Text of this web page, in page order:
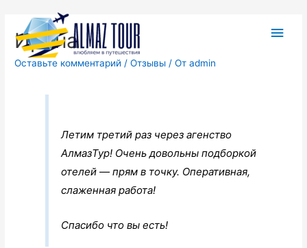
Ирина
Оставьте комментарий /Отзывы / Отadmin
Летим третий раз через агенство
АлмазТур! Очень довольны подборкой
отелей — прям в точку. Оперативная,
слаженная работа!
Спасибо что вы есть!